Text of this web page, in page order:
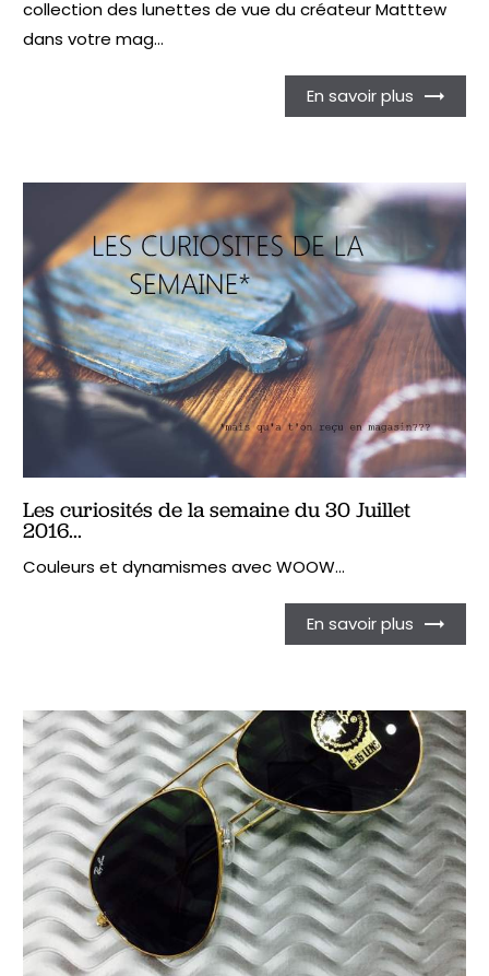
collection des lunettes de vue du créateur Matttew
dans votre mag...
En savoir plus
Les curiosités de la semaine du 30 Juillet
2016...
Couleurs et dynamismes avec WOOW...
En savoir plus